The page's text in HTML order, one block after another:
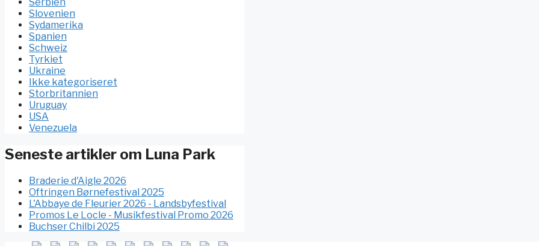
Serbien
Slovenien
Sydamerika
Spanien
Schweiz
Tyrkiet
Ukraine
Ikke kategoriseret
Storbritannien
Uruguay
USA
Venezuela
Seneste artikler om Luna Park
Braderie d'Aigle 2026
Oftringen Børnefestival 2025
L'Abbaye de Fleurier 2026 - Landsbyfestival
Promos Le Locle - Musikfestival Promo 2026
Buchser Chilbi 2025